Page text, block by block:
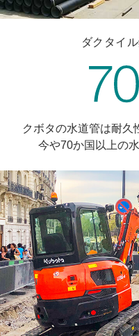
ダクタイ
クボタの水道管は耐久
今や70か国以上の